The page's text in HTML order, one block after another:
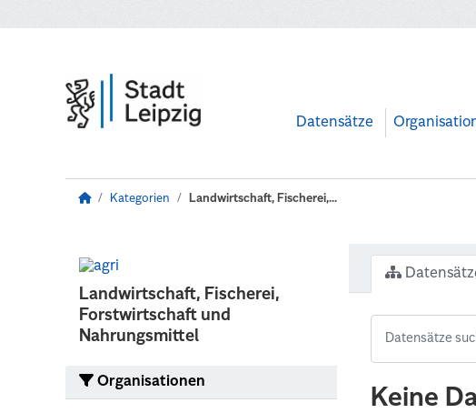
Datensätze
Kategorien Landwirtschaft, Fischerei,...
Landwirtschaft, Fischerei,
Forstwirtschaft und
Nahrungsmittel
Organisationen
Keine